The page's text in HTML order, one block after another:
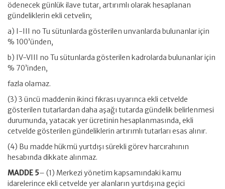
ödenecek günlük ilave tutar, artırımlı olarak hesaplanan
gündeliklerin ekli cetvelin;
a) I-III no Tu sütunlarda gösterilen unvanlarda bulunanlar için
% 100’ünden,
b) IV-VIII no Tu sütunlarda gösterilen kadrolarda bulunanlar için
% 70’inden,
fazla olamaz.
(3) 3 üncü maddenin ikinci fıkrası uyarınca ekli cetvelde
gösterilen tutarlardan daha aşağı tutarda gündelik belirlenmesi
durumunda, yatacak yer ücretinin hesaplanmasında, ekli
cetvelde gösterilen gündeliklerin artırımlı tutarları esas alınır.
(4) Bu madde hükmü yurtdışı sürekli görev harcırahının
hesabında dikkate alınmaz.
MADDE 5– (1) Merkezi yönetim kapsamındaki kamu
idarelerince ekli cetvelde yer alanların yurtdışına geçici